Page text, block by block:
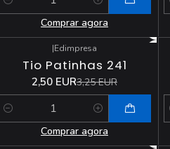
Comprar agora
DESCONTO
|Edimpresa
Tio Patinhas 241
2,50 EUR3,25 EUR
Comprar agora